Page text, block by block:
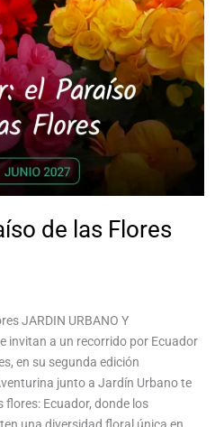
de las Flores
JARDIN URBANO Y
invitan a un recorrido por Ecuador
en su segunda edición
junto a Jardín Urbano te
flores: Ecuador, donde los
una diversidad floral única en